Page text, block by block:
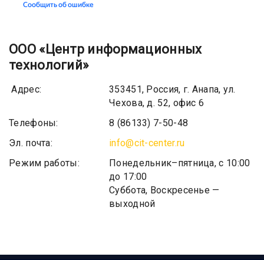
ООО «Центр информационных
технологий»
Адрес:
353451, Россия, г. Анапа, ул.
Чехова, д. 52, офис 6
Телефоны:
8 (86133) 7-50-48
Эл. почта:
info@cit-center.ru
Режим работы:
Понедельник–пятница, с 10:00
до 17:00
Суббота, Воскресенье —
выходной